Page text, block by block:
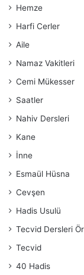
Hemze
Harfi Cerler
Aile
Namaz Vakitleri
Cemi Mükesser
Saatler
Nahiv Dersleri
Kane
İnne
Esmaül Hüsna
Cevşen
Hadis Usulü
Tecvid Dersleri
Tecvid
40 Hadis